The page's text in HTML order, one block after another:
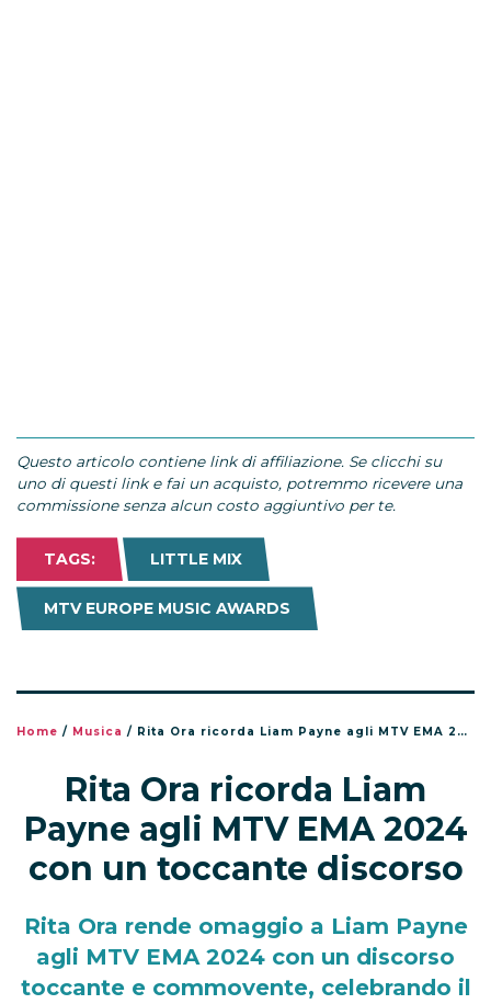
Questo articolo contiene link di affiliazione. Se clicchi su
uno di questi link e fai un acquisto, potremmo ricevere una
commissione senza alcun costo aggiuntivo per te.
TAGS: LITTLE MIX
MTV EUROPE MUSIC AWARDS
Home / Musica / Rita Ora ricorda Liam Payne agli MTV EMA 2024 con un toccante discorso
Rita Ora ricorda Liam
Payne agli MTV EMA 2024
con un toccante discorso
Rita Ora rende omaggio a Liam Payne
agli MTV EMA 2024 con un discorso
toccante e commovente, celebrando il